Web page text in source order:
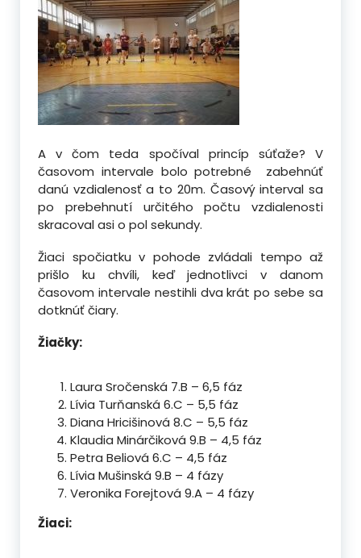
A v čom teda spočíval princíp súťaže? V
časovom intervale bolo potrebné zabehnúť
danú vzdialenosť a to 20m. Časový interval sa
po prebehnutí určitého počtu vzdialenosti
skracoval asi o pol sekundy.
Žiaci spočiatku v pohode zvládali tempo až
prišlo ku chvíli, keď jednotlivci v danom
časovom intervale nestihli dva krát po sebe sa
dotknúť čiary.
Žiačky:
Laura Sročenská 7.B – 6,5 fáz
Lívia Turňanská 6.C – 5,5 fáz
Diana Hricišinová 8.C – 5,5 fáz
Klaudia Minárčiková 9.B – 4,5 fáz
Petra Beliová 6.C – 4,5 fáz
Lívia Mušinská 9.B – 4 fázy
Veronika Forejtová 9.A – 4 fázy
Žiaci: